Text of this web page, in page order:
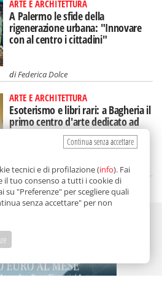
ARTE E ARCHITETTURA
A Palermo le sfide della
rigenerazione urbana: "Innovare
con al centro i cittadini"
diFederica Dolce
ARTE E ARCHITETTURA
Esoterismo e libri rari: a Bagheria il
primo centro d'arte dedicato ad
Aleister Crowley
diRedazione
Continua senza accettare
tecnici e di profilazione (info). Fai
il tuo consenso a tutti i cookie di
su "Preferenze" per scegliere quali
senza accettare" per non